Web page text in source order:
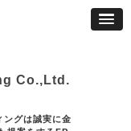
Co.,Ltd.
ングは誠実に金